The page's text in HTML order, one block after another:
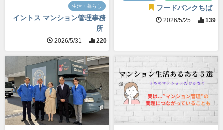
生活・暮らし
イントス マンション管理事務
所
2026/5/31 220
フードバンクちば
2026/5/25 139